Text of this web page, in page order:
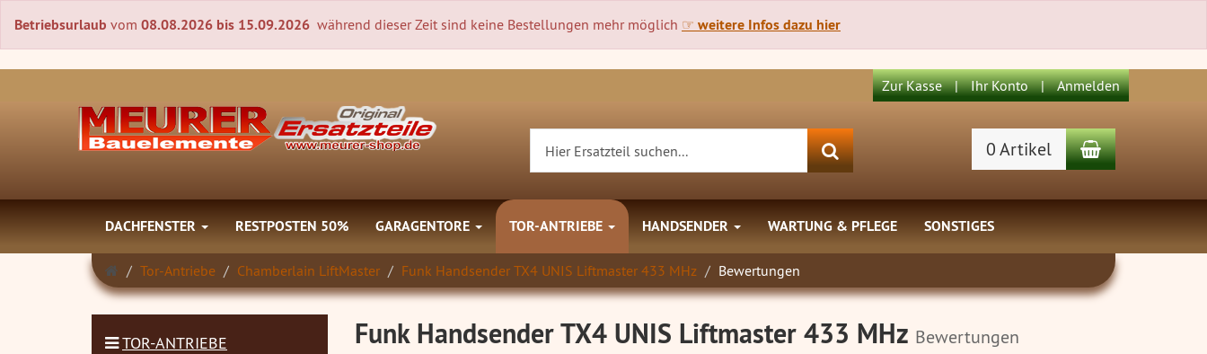
Betriebsurlaub vom 08.08.2026 bis 15.09.2026 während dieser Zeit sind keine Bestellungen mehr möglich ☞ weitere Infos dazu hier
Zur Kasse Ihr Konto Anmelden
Suchen 0 Artikel Warenkorb
DACHFENSTER RESTPOSTEN 50% GARAGENTORE TOR-ANTRIEBE HANDSENDER WARTUNG & PFLEGE SONSTIGES
Startseite
Tor-Antriebe Chamberlain LiftMaster Funk Handsender TX4 UNIS Liftmaster 433 MHz Bewertungen
Funk Handsender TX4 UNIS Liftmaster 433 MHz Bewertungen
TOR-ANTRIEBE